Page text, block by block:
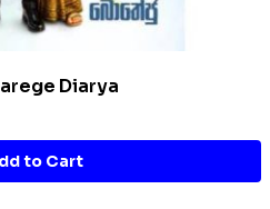
Diarya
to Cart